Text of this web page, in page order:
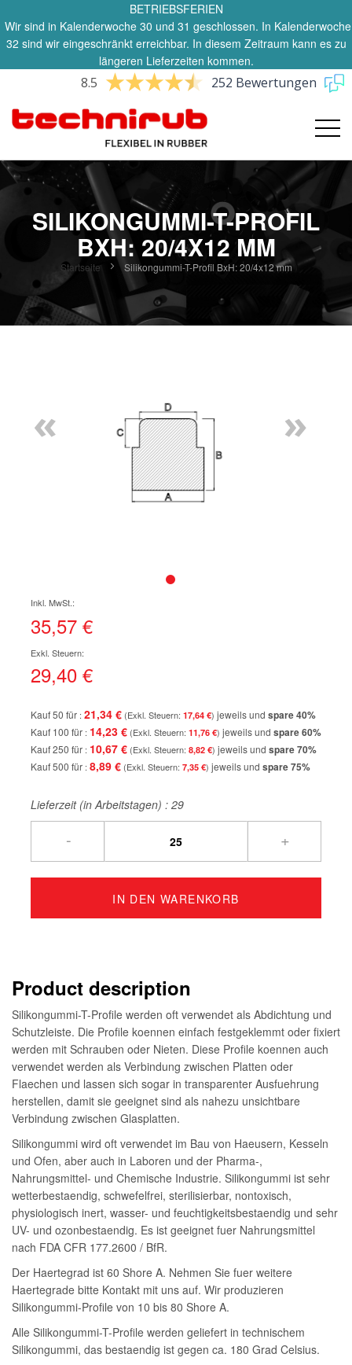
BETRIEBSFERIEN
Wir sind in Kalenderwoche 30 und 31 geschlossen. In Kalenderwoche
32 sind wir eingeschränkt erreichbar. In diesem Zeitraum kann es zu
längeren Lieferzeiten kommen.
8.5 252 Bewertungen
SILIKONGUMMI-T-PROFIL
BXH: 20/4X12 MM
Startseite Silikongummi-T-Profil BxH: 20/4x12 mm
« »
der
Bildgalerie
35,57 €
29,40 €
Kauf 50 für 21,34 € 17,64 € jeweils und spare40%
Kauf 100 für 14,23 € 11,76 € jeweils und spare60%
Kauf 250 für 10,67 € 8,82 € jeweils und spare70%
Kauf 500 für 8,89 € 7,35 € jeweils und spare75%
Lieferzeit (in Arbeitstagen) : 29
- +
IN DEN WARENKORB
Product description
Silikongummi-T-Profile werden oft verwendet als Abdichtung und
Schutzleiste. Die Profile koennen einfach festgeklemmt oder fixiert
werden mit Schrauben oder Nieten. Diese Profile koennen auch
verwendet werden als Verbindung zwischen Platten oder
Flaechen und lassen sich sogar in transparenter Ausfuehrung
herstellen, damit sie geeignet sind als nahezu unsichtbare
Verbindung zwischen Glasplatten.
Silikongummi wird oft verwendet im Bau von Haeusern, Kesseln
und Ofen, aber auch in Laboren und der Pharma-,
Nahrungsmittel- und Chemische Industrie. Silikongummi ist sehr
wetterbestaendig, schwefelfrei, sterilisierbar, nontoxisch,
physiologisch inert, wasser- und feuchtigkeitsbestaendig und sehr
UV- und ozonbestaendig. Es ist geeignet fuer Nahrungsmittel
nach FDA CFR 177.2600 / BfR.
Der Haertegrad ist 60 Shore A. Nehmen Sie fuer weitere
Haertegrade bitte Kontakt mit uns auf. Wir produzieren
Silikongummi-Profile von 10 bis 80 Shore A.
Alle Silikongummi-T-Profile werden geliefert in technischem
Silikongummi, das bestaendig ist gegen ca. 180 Grad Celsius.